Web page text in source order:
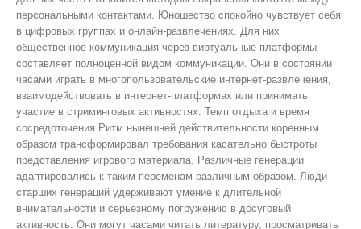
персональными контактами. Юношество спокойно чувствует себя
в цифровых группах и онлайн-развлечениях. Для них
общественное коммуникация через виртуальные платформы
составляет полноценной видом коммуникации. Они в состоянии
часами играть в многопользовательские интернет-развлечения,
взаимодействовать в интернет-платформах или принимать
участие в стриминговых активностях. Темп отдыха и время
сосредоточения Ритм нынешней действительности коренным
образом трансформировал требования касательно быстроты
представления игрового материала. Различные генерации
адаптировались к таким переменам различным образом. Люди
старших генераций удерживают умение к длительной
внимательности и серьезному погружению в досуговый
активность. Они могут часами читать литературу, просматривать